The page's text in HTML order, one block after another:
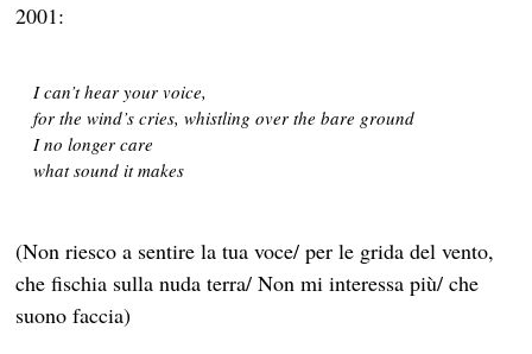
2001:
I can’t hear your voice,
for the wind’s cries, whistling over the bare ground
I no longer care
what sound it makes
(Non riesco a sentire la tua voce/ per le grida del vento,
che fischia sulla nuda terra/ Non mi interessa più/ che
suono faccia)